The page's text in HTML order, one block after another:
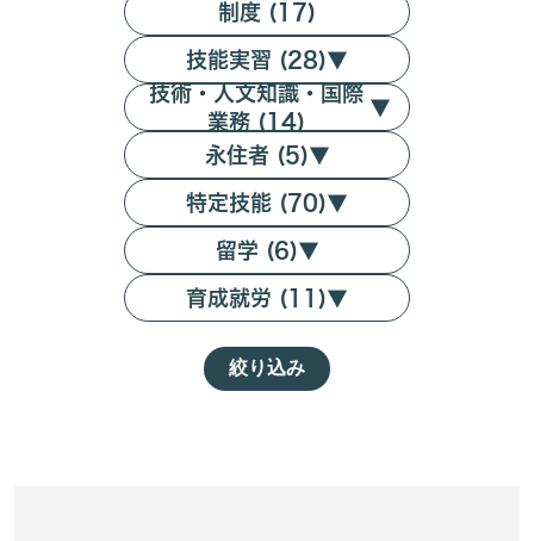
制度 (17)
技能実習 (28)▼
技術・人文知識・国際
業務 (14)
▼
永住者 (5)▼
特定技能 (70)▼
留学 (6)▼
育成就労 (11)▼
絞り込み